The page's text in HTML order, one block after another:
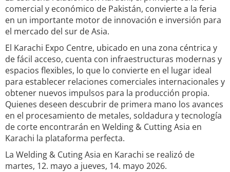
comercial y económico de Pakistán, convierte a la feria
en un importante motor de innovación e inversión para
el mercado del sur de Asia.
El Karachi Expo Centre, ubicado en una zona céntrica y
de fácil acceso, cuenta con infraestructuras modernas y
espacios flexibles, lo que lo convierte en el lugar ideal
para establecer relaciones comerciales internacionales y
obtener nuevos impulsos para la producción propia.
Quienes deseen descubrir de primera mano los avances
en el procesamiento de metales, soldadura y tecnología
de corte encontrarán en Welding & Cutting Asia en
Karachi la plataforma perfecta.
La Welding & Cuting Asia en Karachi se realizó de
martes, 12. mayo a jueves, 14. mayo 2026.